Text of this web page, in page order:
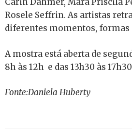
Rosele Seffrin. As artistas
diferentes momentos, formas
A mostra está aberta de
8h às 12h e das 13h30 às
Fonte:Daniela Huberty